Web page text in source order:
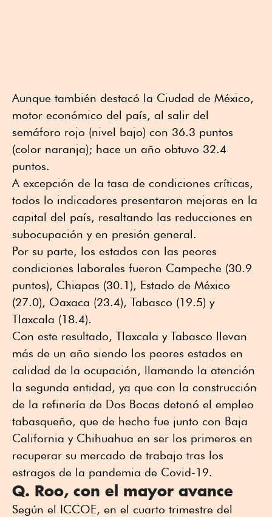
Aunque también destacó la Ciudad de México,
motor económico del país, al salir del
semáforo rojo (nivel bajo) con 36.3 puntos
(color naranja); hace un año obtuvo 32.4
puntos.
A excepción de la tasa de condiciones críticas,
todos lo indicadores presentaron mejoras en la
capital del país, resaltando las reducciones en
subocupación y en presión general.
Por su parte, los estados con las peores
condiciones laborales fueron Campeche (30.9
puntos), Chiapas (30.1), Estado de México
(27.0), Oaxaca (23.4), Tabasco (19.5) y
Tlaxcala (18.4).
Con este resultado, Tlaxcala y Tabasco llevan
más de un año siendo los peores estados en
calidad de la ocupación, llamando la atención
la segunda entidad, ya que con la construcción
de la refinería de Dos Bocas detonó el empleo
tabasqueño, que de hecho fue junto con Baja
California y Chihuahua en ser los primeros en
recuperar su mercado de trabajo tras los
estragos de la pandemia de Covid-19.
Q. Roo, con el mayor avance
Según el ICCOE, en el cuarto trimestre del